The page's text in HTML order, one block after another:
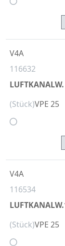
116632
V4A
(Stück)VPE 25
116534
V4A
(Stück)VPE 25